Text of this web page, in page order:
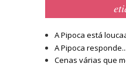
A Pipoca está
A Pipoca
Cenas várias que